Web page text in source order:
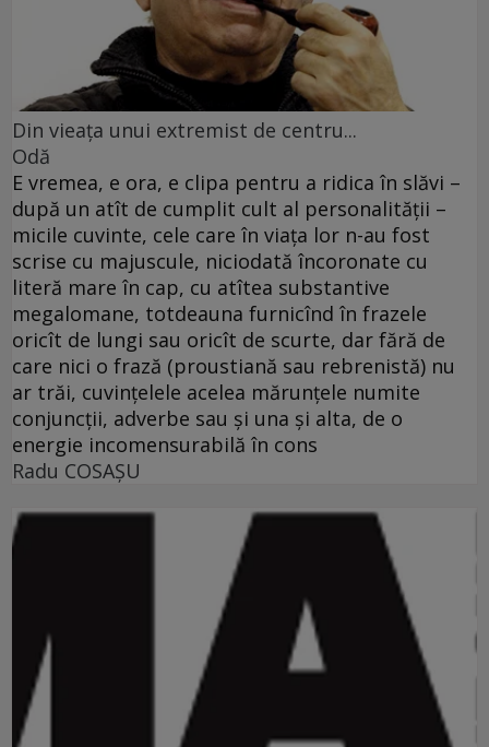
Din vieaţa unui extremist de centru...
Odă
E vremea, e ora, e clipa pentru a ridica în slăvi –
după un atît de cumplit cult al personalităţii –
micile cuvinte, cele care în viaţa lor n-au fost
scrise cu majuscule, niciodată încoronate cu
literă mare în cap, cu atîtea substantive
megalomane, totdeauna furnicînd în frazele
oricît de lungi sau oricît de scurte, dar fără de
care nici o frază (proustiană sau rebrenistă) nu
ar trăi, cuvinţelele acelea mărunţele numite
conjuncţii, adverbe sau şi una şi alta, de o
energie incomensurabilă în cons
Radu COSAŞU